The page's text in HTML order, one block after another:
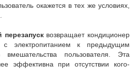
окажется в тех же условиях,
перезапусквозвращает кондиционер
электропитанием к предыдущим
вмешательства пользователя. Эта
эффективна при отсутствии кого-